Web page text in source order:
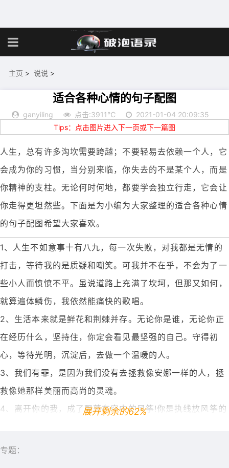
主页 > 说说 >
适合各种心情的句子配图
ganyiling 点击:3911℃
2021-01-04 20:09:35
Tips：点击图片进入下一页或下一篇图
人生，总有许多沟坎需要跨越；不要轻易去依赖一个人，它
会成为你的习惯，当分别来临，你失去的不是某个人，而是
你精神的支柱。无论何时何地，都要学会独立行走，它会让
你走得更坦然些。下面是为小编为大家整理的适合各种心情
的句子配图希望大家喜欢。
1、人生不如意事十有八九，每一次失败，对我都是无情的
打击，等待我的是质疑和嘲笑。可我并不在乎，不会为了一
些小人而愤愤不平。虽说道路上充满了坎坷，但那又如何，
就算遍体鳞伤，我依然能痛快的歌唱。
2、生活本来就是鲜花和荆棘并存。无论你是谁，无论你正
在经历什么，坚持住，你定会看见最坚强的自己。守得初
心，等待光明，沉淀后，去做一个温暖的人。
3、我们有罪，是因为我们没有去拯救像安娜一样的人，拯
救像她那样美丽而高尚的灵魂。
4、离开你的我，成了飘荡在空中的风筝!你是执线放风筝的
你!等你收线，拉我回到你的手心??把两个一变成一个双!
展开剩余的62%
专题：